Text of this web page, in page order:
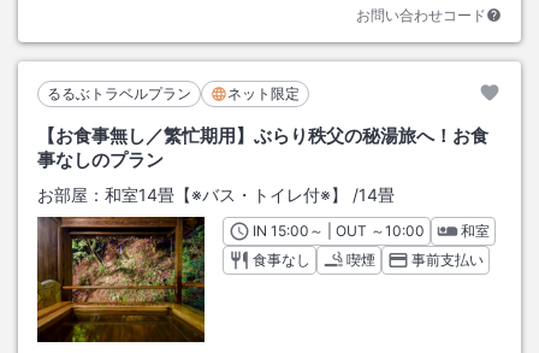
お問い合わせコード
るるぶトラベルプラン ネット限定
【お食事無し／繁忙期用】ぶらり秩父の秘湯旅へ！お食
事なしのプラン
お部屋： 和室14畳【※バス・トイレ付※】 /14畳
INチェックイン
15:00 ～ | OUT チェックアウト
～10:00
和室
食事なし
喫煙 事前支払い